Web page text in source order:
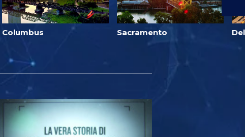
Columbus Sacramento